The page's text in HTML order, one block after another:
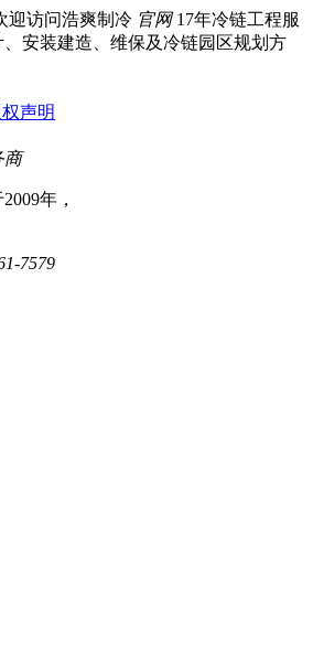
迎访问浩爽制冷 官网 17年冷链工程服
安装建造、维保及冷链园区规划方
声明
商
年，
7579